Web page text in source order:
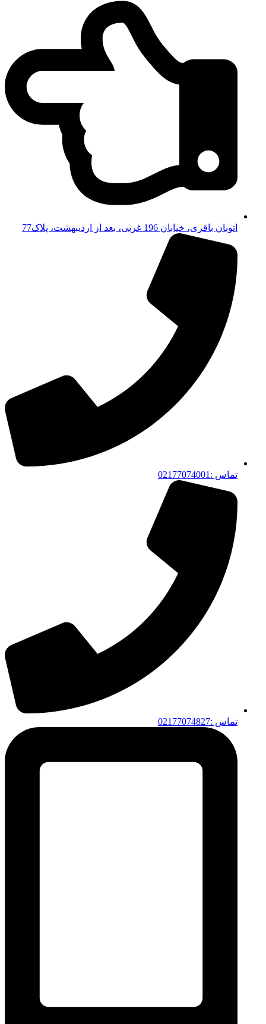
اتوبان باقری، خیابان 196 غربی، بعد از اردیبهشت، پلاک77
تماس :02177074001
تماس :02177074827